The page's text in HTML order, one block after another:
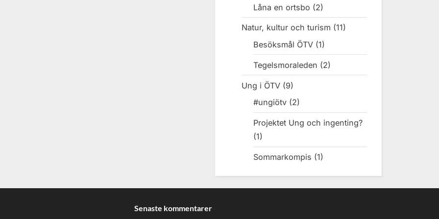
Låna en ortsbo (2)
Natur, kultur och turism (11)
Besöksmål ÖTV (1)
Tegelsmoraleden (2)
Ung i ÖTV (9)
#ungiötv (2)
Projektet Ung och ingenting?
(1)
Sommarkompis (1)
Senaste kommentarer